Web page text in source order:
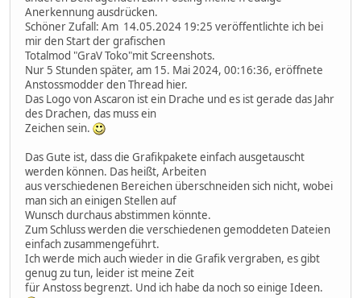
Anerkennung ausdrücken.
Schöner Zufall: Am 14.05.2024 19:25 veröffentlichte ich bei
mir den Start der grafischen
Totalmod "GraV Toko"mit Screenshots.
Nur 5 Stunden später, am 15. Mai 2024, 00:16:36, eröffnete
Anstossmodder den Thread hier.
Das Logo von Ascaron ist ein Drache und es ist gerade das Jahr
des Drachen, das muss ein
Zeichen sein.
Das Gute ist, dass die Grafikpakete einfach ausgetauscht
werden können. Das heißt, Arbeiten
aus verschiedenen Bereichen überschneiden sich nicht, wobei
man sich an einigen Stellen auf
Wunsch durchaus abstimmen könnte.
Zum Schluss werden die verschiedenen gemoddeten Dateien
einfach zusammengeführt.
Ich werde mich auch wieder in die Grafik vergraben, es gibt
genug zu tun, leider ist meine Zeit
für Anstoss begrenzt. Und ich habe da noch so einige Ideen.